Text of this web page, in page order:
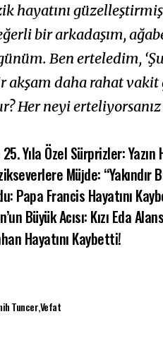
hayatını
bir arkadaşım,
Ben erteledim,
akşam daha rahat
Her neyi erteliyorsanız
Yıla Özel Sürprizler:
Müjde: “Yakındır
Papa Francis Hayatını
Büyük Acısı: Kızı Eda
Hayatını Kaybetti!
TuncerVefat